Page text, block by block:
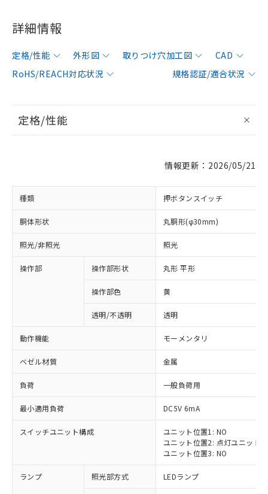
詳細情報
定格/性能 外形図 取りつけ穴加工図
CAD
RoHS/REACH対応状況
規格認証/適合状況
定格/性能
情報更新：2026/05/21
種類 押ボタンスイッチ
胴体形状 丸胴形(φ30mm)
照光/非照光 照光
操作部 操作部形状 丸形 平形
操作部色 黄
透明/不透明 透明
動作機能 モーメンタリ
ベゼル材質 金属
負荷 一般負荷用
最小適用負荷 DC5V 6mA
スイッチユニット構成
ユニット位置1: NO
ユニット位置2: 点灯ユニット
ユニット位置3: NO
ランプ 照光部方式 LEDランプ